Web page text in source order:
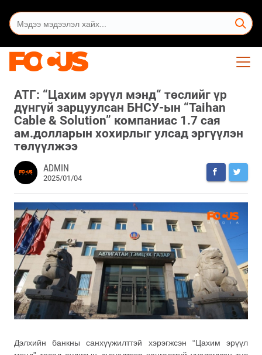
АТГ: “Цахим эрүүл мэнд“ төслийг үр
дүнгүй зарцуулсан БНСУ-ын “Taihan
Cable & Solution” компаниас 1.7 сая
ам.долларын хохирлыг улсад эргүүлэн
төлүүлжээ
ADMIN
2025/01/04
Дэлхийн банкны санхүүжилттэй хэрэгжсэн “Цахим эрүүл